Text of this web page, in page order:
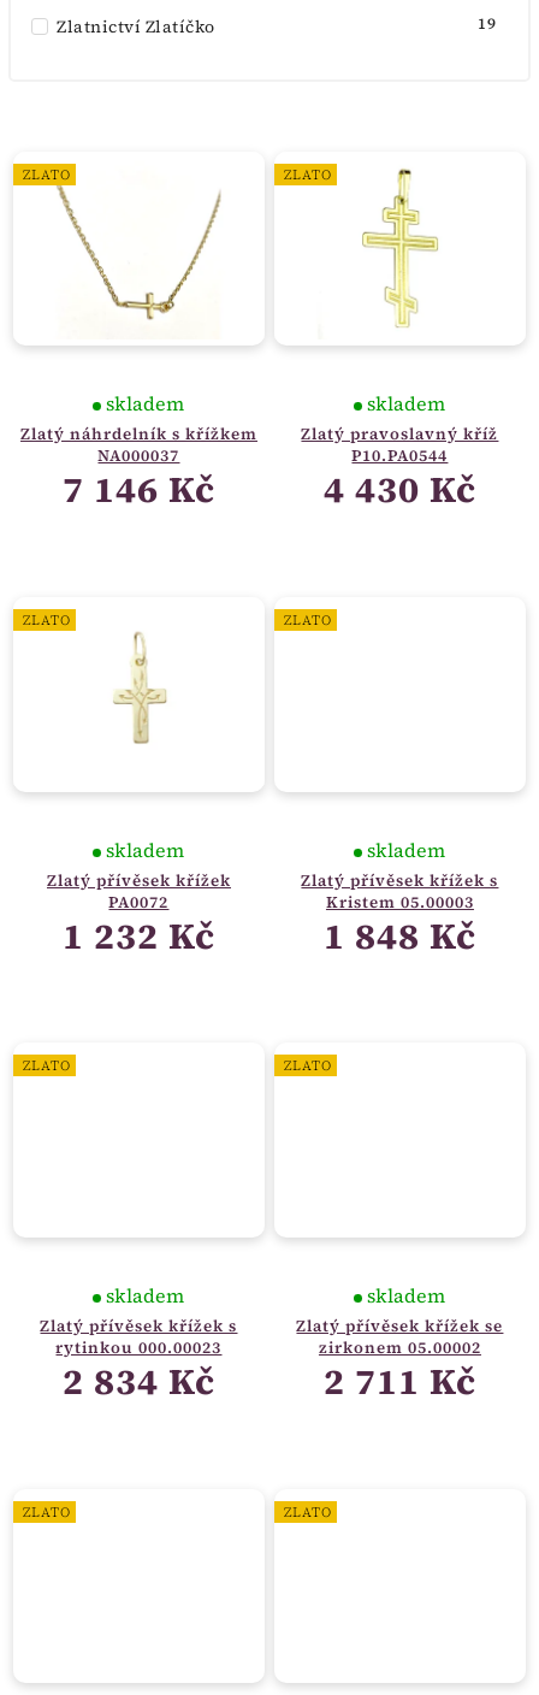
Zlatnictví Zlatíčko 19
ZLATO
Zlatý náhrdelník s křížkem
NA000037
skladem
7 146 Kč
ZLATO
Zlatý pravoslavný kříž
P10.PA0544
skladem
4 430 Kč
ZLATO
Zlatý přívěsek křížek
PA0072
skladem
1 232 Kč
ZLATO
Zlatý přívěsek křížek s
Kristem 05.00003
skladem
1 848 Kč
ZLATO
Zlatý přívěsek křížek s
rytinkou 000.00023
skladem
2 834 Kč
ZLATO
Zlatý přívěsek křížek se
zirkonem 05.00002
skladem
2 711 Kč
ZLATO ZLATO